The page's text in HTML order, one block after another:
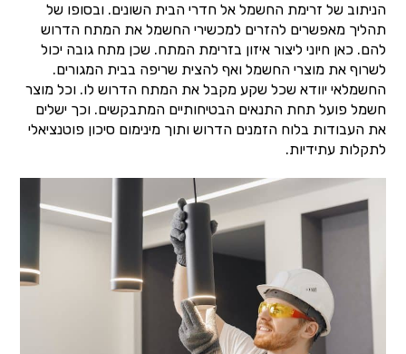
הניתוב של זרימת החשמל אל חדרי הבית השונים. ובסופו של
תהליך מאפשרים להזרים למכשירי החשמל את המתח הדרוש
להם. כאן חיוני ליצור איזון בזרימת המתח. שכן מתח גובה יכול
לשרוף את מוצרי החשמל ואף להצית שריפה בבית המגורים.
החשמלאי יוודא שכל שקע מקבל את המתח הדרוש לו. וכל מוצר
חשמל פועל תחת התנאים הבטיחותיים המתבקשים. וכך ישלים
את העבודות בלוח הזמנים הדרוש ותוך מינימום סיכון פוטנציאלי
לתקלות עתידיות.